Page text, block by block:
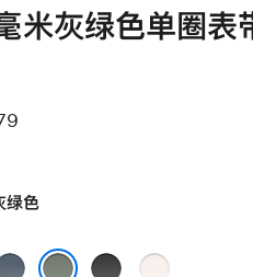
米灰绿色单圈表
绿色
黑
淡